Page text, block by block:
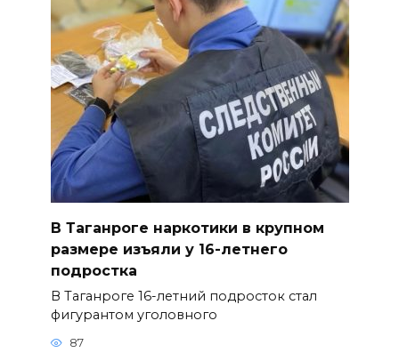
В Таганроге наркотики в крупном
размере изъяли у 16-летнего
подростка
В Таганроге 16-летний подросток стал
фигурантом уголовного
87